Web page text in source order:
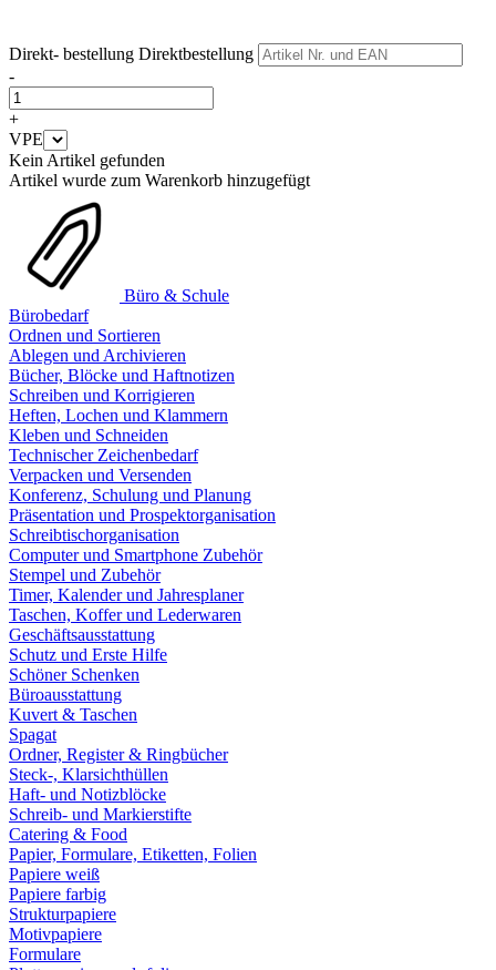
Direkt- bestellung Direktbestellung
-
+
VPE
Kein Artikel gefunden
Artikel wurde zum Warenkorb hinzugefügt
Büro & Schule
Bürobedarf
Ordnen und Sortieren
Ablegen und Archivieren
Bücher, Blöcke und Haftnotizen
Schreiben und Korrigieren
Heften, Lochen und Klammern
Kleben und Schneiden
Technischer Zeichenbedarf
Verpacken und Versenden
Konferenz, Schulung und Planung
Präsentation und Prospektorganisation
Schreibtischorganisation
Computer und Smartphone Zubehör
Stempel und Zubehör
Timer, Kalender und Jahresplaner
Taschen, Koffer und Lederwaren
Geschäftsausstattung
Schutz und Erste Hilfe
Schöner Schenken
Büroausstattung
Kuvert & Taschen
Spagat
Ordner, Register & Ringbücher
Steck-, Klarsichthüllen
Haft- und Notizblöcke
Schreib- und Markierstifte
Catering & Food
Papier, Formulare, Etiketten, Folien
Papiere weiß
Papiere farbig
Strukturpapiere
Motivpapiere
Formulare